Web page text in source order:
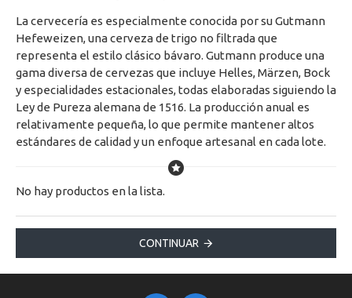
La cervecería es especialmente conocida por su Gutmann
Hefeweizen, una cerveza de trigo no filtrada que
representa el estilo clásico bávaro. Gutmann produce una
gama diversa de cervezas que incluye Helles, Märzen, Bock
y especialidades estacionales, todas elaboradas siguiendo la
Ley de Pureza alemana de 1516. La producción anual es
relativamente pequeña, lo que permite mantener altos
estándares de calidad y un enfoque artesanal en cada lote.
No hay productos en la lista.
CONTINUAR